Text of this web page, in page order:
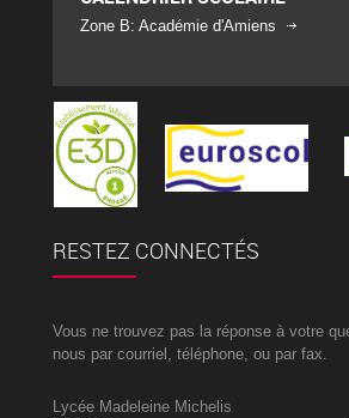
Zone B: Académie d'Amiens
RESTEZ CONNECTÉS
Vous ne trouvez pas la réponse à votre
nous par courriel, téléphone, ou par fax.
Lycée Madeleine Michelis